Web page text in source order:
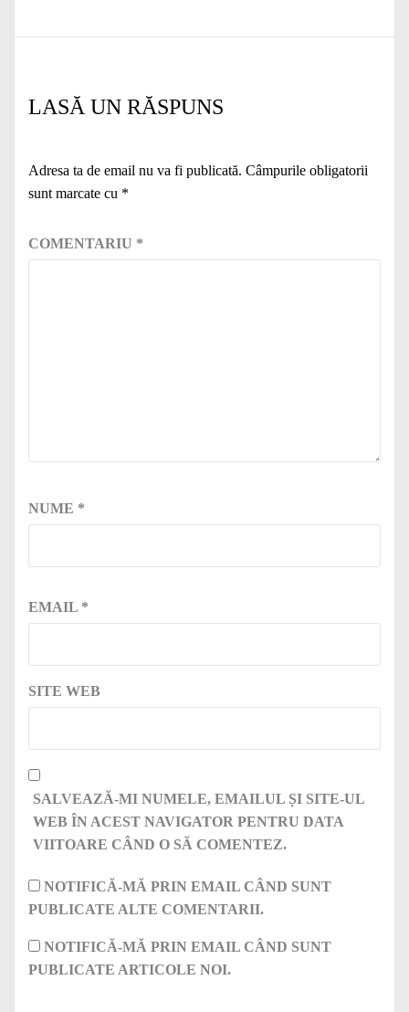
LASĂ UN RĂSPUNS
Adresa ta de email nu va fi publicată. Câmpurile obligatorii
sunt marcate cu *
COMENTARIU *
NUME *
EMAIL *
SITE WEB
SALVEAZĂ-MI NUMELE, EMAILUL ȘI SITE-UL
WEB ÎN ACEST NAVIGATOR PENTRU DATA
VIITOARE CÂND O SĂ COMENTEZ.
NOTIFICĂ-MĂ PRIN EMAIL CÂND SUNT
PUBLICATE ALTE COMENTARII.
NOTIFICĂ-MĂ PRIN EMAIL CÂND SUNT
PUBLICATE ARTICOLE NOI.